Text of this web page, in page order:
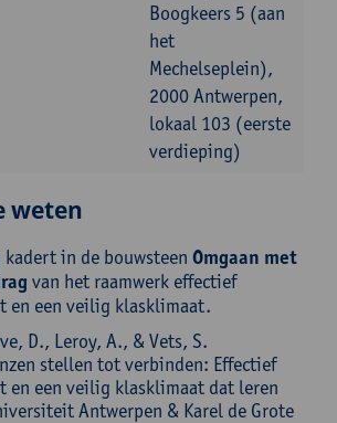
Boogkeers 5 (aan
het
Mechelseplein),
2000 Antwerpen,
lokaal 103 (eerste
verdieping)
weten
kadert in de bouwsteen Omgaan met
van het raamwerk effectief
en een veilig klasklimaat.
D., Leroy, A., & Vets, S.
stellen tot verbinden: Effectief
en een veilig klasklimaat dat leren
Antwerpen & Karel de Grote